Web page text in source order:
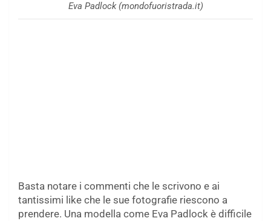
Eva Padlock (mondofuoristrada.it)
Basta notare i commenti che le scrivono e ai
tantissimi like che le sue fotografie riescono a
prendere. Una modella come Eva Padlock è difficile